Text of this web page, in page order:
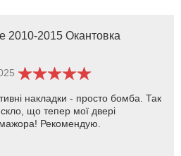
2010-2015 Окантовка
накладки - просто бомба. Так
що тепер мої двері
Рекомендую.